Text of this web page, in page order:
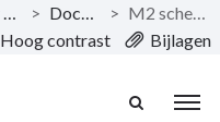
Meerjarenplanaanpassing 4 2020-2025 Gemeente & OCMW > Documentatie >
M2 schema wijzigingen
Hoog contrast Bijlagen